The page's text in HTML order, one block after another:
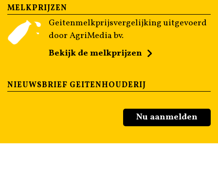
MELKPRIJZEN
Geitenmelkprijsvergelijking uitgevoerd
door AgriMedia bv.
Bekijk de melkprijzen
NIEUWSBRIEF GEITENHOUDERIJ
Nu aanmelden